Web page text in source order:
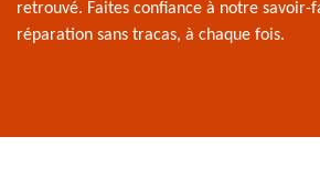
retrouvé. Faites confiance à notre savoir-
réparation sans tracas, à chaque fois.